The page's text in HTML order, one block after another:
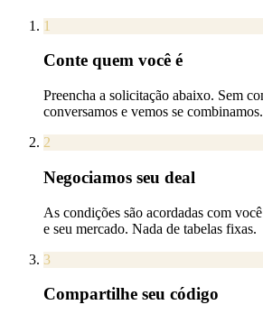
1
Conte quem você é
Preencha a solicitação abaixo. Sem
conversamos e vemos se combinamos.
2
Negociamos seu deal
As condições são acordadas com
e seu mercado. Nada de tabelas fixas.
3
Compartilhe seu código